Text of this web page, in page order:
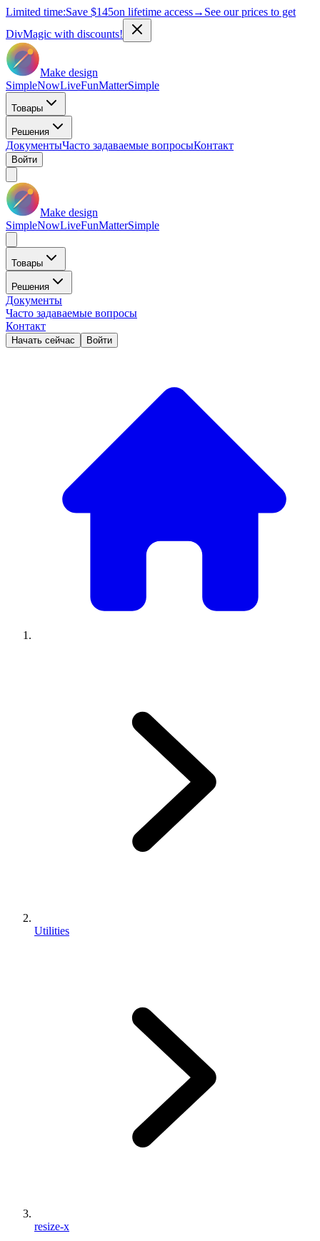
Limited time:Save $145on lifetime access→ See our prices to get
DivMagic with discounts!
Make design
SimpleNowLiveFunMatterSimple
Товары
Решения
ДокументыЧасто задаваемые вопросыКонтакт
Войти
Make design
SimpleNowLiveFunMatterSimple
Товары
Решения
Документы
Часто задаваемые вопросы
Контакт
Начать сейчас Войти
Utilities
resize-x